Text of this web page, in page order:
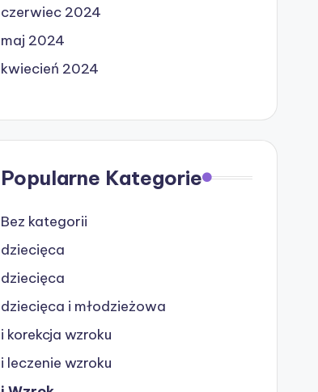
czerwiec 2024
maj 2024
kwiecień 2024
Popularne Kategorie
Bez kategorii
dziecięca
dziecięca
dziecięca i młodzieżowa
i korekcja wzroku
i leczenie wzroku